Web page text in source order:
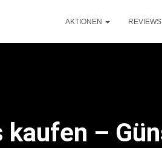
AKTIONEN REVIEWS
kaufen –